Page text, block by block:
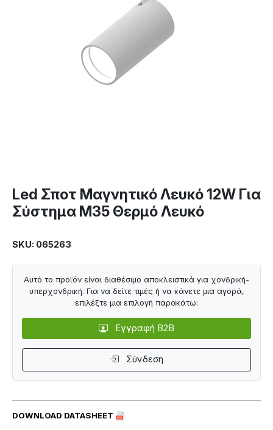
Led Σποτ Μαγνητικό Λευκό 12W Για
Σύστημα M35 Θερμό Λευκό
SKU: 065263
DOWNLOAD DATASHEET
Αυτό το προϊόν είναι διαθέσιμο αποκλειστικά για χονδρική-
υπερχονδρική. Για να δείτε τιμές ή να κάνετε μια αγορά,
επιλέξτε μια επιλογή παρακάτω:
Εγγραφή B2B
Σύνδεση